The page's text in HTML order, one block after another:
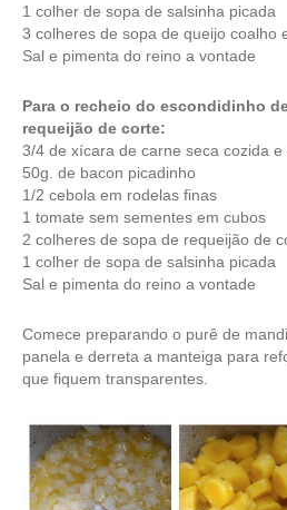
1 colher de sopa de salsinha picada
3 colheres de sopa de queijo coalho
Sal e pimenta do reino a vontade
Para o recheio do escondidinho
requeijão de corte:
3/4 de xícara de carne seca cozida e
50g. de bacon picadinho
1/2 cebola em rodelas finas
1 tomate sem sementes em cubos
2 colheres de sopa de requeijão de
1 colher de sopa de salsinha picada
Sal e pimenta do reino a vontade
Comece preparando o purê de
panela e derreta a manteiga para
que fiquem transparentes.